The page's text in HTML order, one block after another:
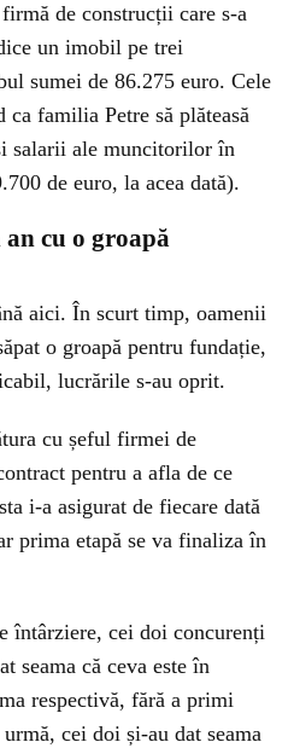
de construcții care s-a
un imobil pe trei
sumei de 86.275 euro. Cele
ca familia Petre să plăteasă
salarii ale muncitorilor în
de euro, la acea dată).
cu o groapă
aici. În scurt timp, oamenii
o groapă pentru fundație,
lucrările s-au oprit.
cu șeful firmei de
pentru a afla de ce
i-a asigurat de fiecare dată
prima etapă se va finaliza în
întârziere, cei doi concurenți
seama că ceva este în
respectivă, fără a primi
cei doi și-au dat seama